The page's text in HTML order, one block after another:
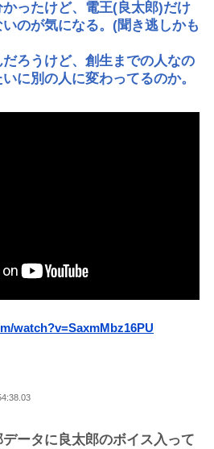
ったけど、電王(良太郎)だけ
のが気になる。(聞き逃しかも
ろうけど、創生までの人なの
に別の人に変わってるのか。
watch?v=SaxmMbz16PU
ータに良太郎のボイス入って